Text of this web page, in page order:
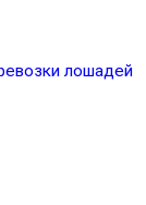
лошадей